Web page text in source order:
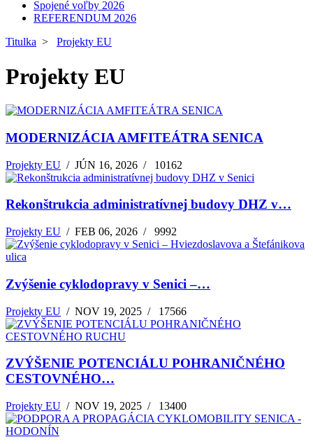
Spojené voľby 2026
REFERENDUM 2026
Titulka > Projekty EU
Projekty EU
MODERNIZÁCIA AMFITEÁTRA SENICA
Projekty EU /JÚN 16, 2026 / 10162
Rekonštrukcia administratívnej budovy DHZ v…
Projekty EU /FEB 06, 2026 / 9992
Zvýšenie cyklodopravy v Senici –…
Projekty EU /NOV 19, 2025 / 17566
ZVÝŠENIE POTENCIÁLU POHRANIČNÉHO
CESTOVNÉHO…
Projekty EU /NOV 19, 2025 / 13400